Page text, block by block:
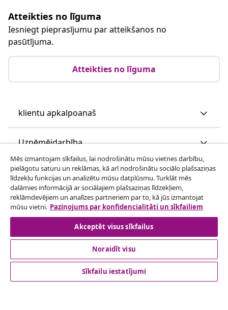
Atteikties no līguma
Iesniegt pieprasījumu par atteikšanos no
pasūtījuma.
Atteikties no līguma
klientu apkalpoanaš
Uzņēmējdarbība
vidaXL
Apskatiet vairāk
© 2008-2026 vidaXL www.vidaxl.lv ir vidaXL Marketplace
Mēs izmantojam sīkfailus, lai nodrošinātu mūsu vietnes darbību,
pielāgotu saturu un reklāmas, kā arī nodrošinātu sociālo plašsaziņas
līdzekļu funkcijas un analizētu mūsu datplūsmu. Turklāt mēs
dalāmies informācijā ar sociālajiem plašsaziņas līdzekļiem,
reklāmdevējiem un analīzes partneriem par to, kā jūs izmantojat
mūsu vietni. Paziņojums par konfidencialitāti un sīkfailiem
Akceptēt visus sīkfailus
Noraidīt visu
Sīkfailu iestatījumi